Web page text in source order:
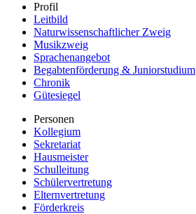
Profil
Leitbild
Naturwissenschaftlicher Zweig
Musikzweig
Sprachenangebot
Begabtenförderung & Juniorstudium
Chronik
Gütesiegel
Personen
Kollegium
Sekretariat
Hausmeister
Schulleitung
Schülervertretung
Elternvertretung
Förderkreis